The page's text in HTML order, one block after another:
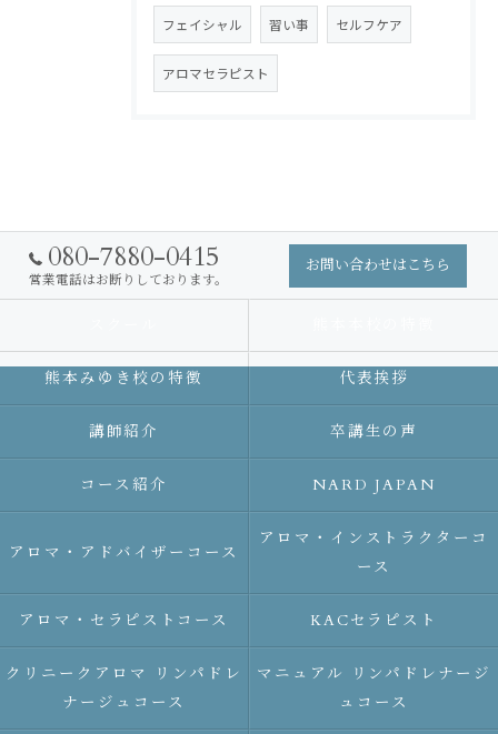
フェイシャル 習い事 セルフケア
アロマセラピスト
080-7880-0415
営業電話はお断りしております。
お問い合わせはこちら
熊本みゆき校の特徴 代表挨拶
講師紹介 卒講生の声
コース紹介 NARD JAPAN
アロマ・アドバイザーコース
アロマ・インストラクターコ
ース
アロマ・セラピストコース KACセラピスト
クリニークアロマ リンパドレ
ナージュコース
マニュアル リンパドレナージ
ュコース